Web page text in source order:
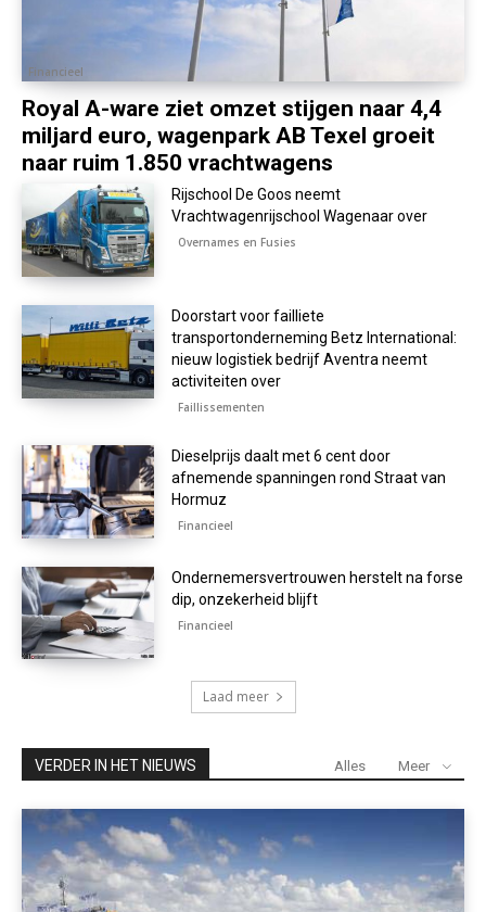
Financieel
Royal A-ware ziet omzet stijgen naar 4,4
miljard euro, wagenpark AB Texel groeit
naar ruim 1.850 vrachtwagens
Rijschool De Goos neemt
Vrachtwagenrijschool Wagenaar over
Overnames en Fusies
Doorstart voor failliete
transportonderneming Betz International:
nieuw logistiek bedrijf Aventra neemt
activiteiten over
Faillissementen
Dieselprijs daalt met 6 cent door
afnemende spanningen rond Straat van
Hormuz
Financieel
Ondernemersvertrouwen herstelt na forse
dip, onzekerheid blijft
Financieel
Laad meer
VERDER IN HET NIEUWS Alles Meer